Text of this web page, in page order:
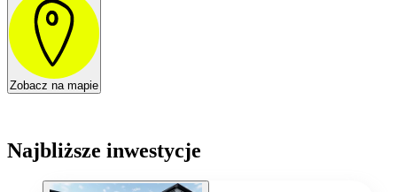
Zobacz na mapie
Najbliższe inwestycje